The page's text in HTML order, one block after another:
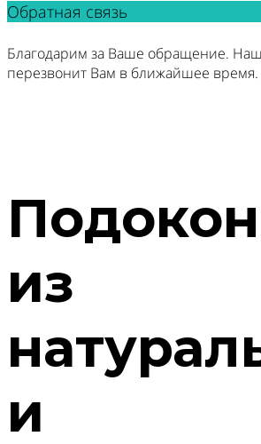
Обратная связь
Благодарим за Ваше обращение.
перезвонит Вам в ближайшее время.
из
и